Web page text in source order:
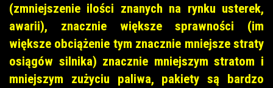
(zmniejszenie ilości znanych na rynku usterek,
awarii), znacznie większe sprawności (im
większe obciążenie tym znacznie mniejsze straty
osiągów silnika) znacznie mniejszym stratom i
mniejszym zużyciu paliwa, pakiety są bardzo